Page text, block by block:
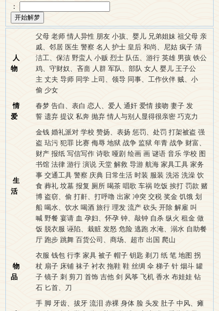
：
人
物
父母 老师 情人异性 朋友 小孩、婴儿 兄弟姐妹 祖父母 亲
戚、邻居 医生 警察 名人 护士 皇后 和尚、尼姑 疯子 清
洁工、保洁 野蛮人 小贩 烈士 队伍、游行 英雄 男孩 铁公
鸡、守财奴、吝啬 人群 军队、部队 女人 婴儿 王子公
主 丈夫 导师 同学 上司、领导 同事、工作伙伴 贼、小
偷 少女
情
爱
春梦 告白、表白 恋人、爱人 通奸 爱情 接吻 妻子 发
誓 遗弃 提议 私奔 抛弃 情人与别人显得很亲密 巧克力
生
活
金钱 婚礼派对 学校 赞扬、表扬 惩罚、处罚 打架被盗 强
盗 玷污 犯罪 比赛 侮辱 地狱 战争 监狱 年青 战争 财富、
财产 报纸 写信写作 诗歌 哑剧 绘画 画 谜语 音乐 学校 图
书馆 法律 游行 演说 天堂 解救 导游 航海 家具工具 家务
事 交通工具 警察 庆典 日常生活 时装 服装 洗浴 洗澡 饮
食 葬礼 坟墓 报复 厕所 喝茶 唱歌 车祸 吃饭 挨打 罚款 赌
博 盗窃、偷 打鼾、打呼噜 出家 冲突 交税 奖金 饥饿 划
船 喝水、饮水 喝酒 旅行 理发 流产 砍头 开除 解雇 叫
喊 野餐 宴请 血 孕妇、怀孕 钟、敲钟 自杀 纵火 租金 做
饭 脱衣服 诬陷、栽赃 发怒 危险 逃跑 水淹、溺水 自助餐
厅 跑步 跳舞 百货公司、商场、超市 出国 爬山
物
品
衣服 钱包 行李 家具 被子 帽子 钥匙 剃刀 纸 笔 地图 拐
杖 扇子 床铺 袜子 衬衣 拖鞋 鞋 丝绸 伞 梯子 针 烟斗 罐
子 镜子 刺 剪刀 首饰 吉他 剑 风筝 飞机 香水 布娃娃 钻
石 匕首、刀
手 脚 牙齿、拔牙 流泪 赤裸 身体 脸 头发 肚子 中风、瘫